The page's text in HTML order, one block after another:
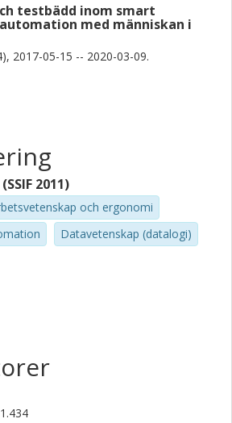
testbädd inom smart
med människan i
2017-05-15 -- 2020-03-09.
2011)
och ergonomi
Datavetenskap (datalogi)